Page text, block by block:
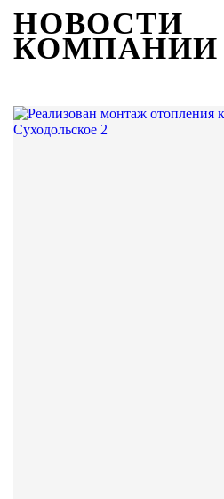
НОВОСТИ
КОМПАНИИ